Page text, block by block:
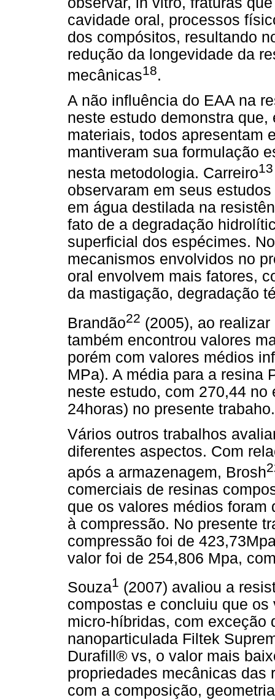
cavidade oral, processos
dos compósitos, resultando
redução da longevidade da
mecânicas18.
A não influência do EAA na
neste estudo demonstra
materiais, todos apresentam
mantiveram sua formulação
nesta metodologia. Carreiro13
observaram em seus
em água destilada na
fato de a degradação
superficial dos espécimes.
mecanismos envolvidos no
oral envolvem mais fatores,
da mastigação, degradação
Brandão22 (2005), ao
também encontrou valores
porém com valores médios
MPa). A média para a resina
neste estudo, com 270,44
24horas) no presente trabaho.
Vários outros trabalhos
diferentes aspectos. Com
após a armazenagem, Brosh
comerciais de resinas
que os valores médios foram
à compressão. No presente
compressão foi de
valor foi de 254,806 Mpa,
Souza1 (2007) avaliou a
compostas e concluiu que
micro-híbridas, com exceção
nanoparticulada Filtek
Durafill® vs, o valor mais
propriedades mecânicas das
com a composição,